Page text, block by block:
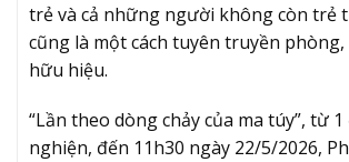
trẻ và cả những người không còn trẻ
cũng là một cách tuyên truyền
hữu hiệu.
“Lần theo dòng chảy của ma túy”, từ
nghiện, đến 11h30 ngày 22/5/2026,